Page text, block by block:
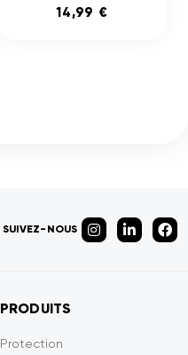
14,99 €
SUIVEZ-NOUS
PRODUITS
Protection